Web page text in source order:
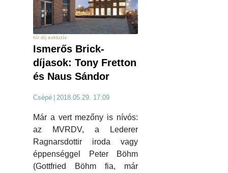
hír díj exkluzív
Ismerős Brick-
díjasok: Tony Fretton
és Naus Sándor
Csépé 2018.05.29. 17:09
Már a vert mezőny is nívós:
az MVRDV, a Lederer
Ragnarsdottir iroda vagy
éppenséggel Peter Böhm
(Gottfried Böhm fia, már